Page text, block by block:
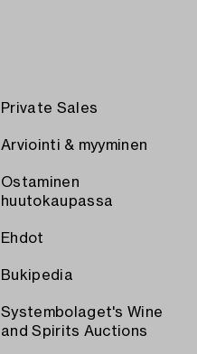
Private Sales
Arviointi & myyminen
Ostaminen
huutokaupassa
Ehdot
Bukipedia
Systembolaget's Wine
and Spirits Auctions